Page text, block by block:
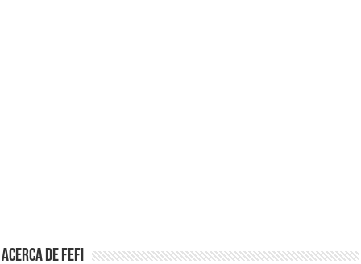
Acerca de Fefi